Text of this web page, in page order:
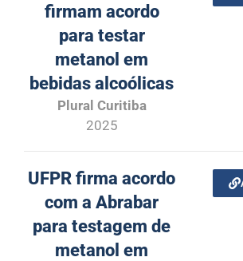
firmam acordo
para testar
metanol em
bebidas alcoólicas
Plural Curitiba
2025
UFPR firma acordo
com a Abrabar
para testagem de
metanol em